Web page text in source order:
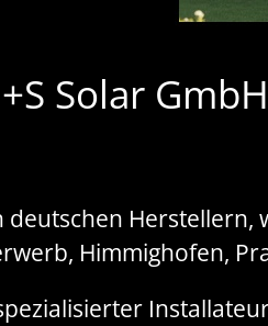
Solar
Himmighofen,